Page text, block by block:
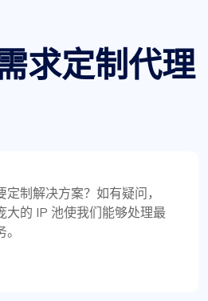
适的代理很长时间了。我的
Proxycompass，我不得不
我大吃一惊。他们真的花时
求定制代理
制解决方案？如有疑问，
大的 IP 池使我们能够处理最